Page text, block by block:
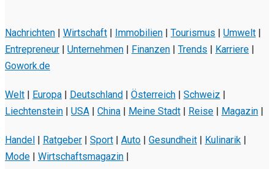
Nachrichten | Wirtschaft | Immobilien | Tourismus | Umwelt |
Entrepreneur | Unternehmen | Finanzen | Trends | Karriere |
Gowork.de
Welt | Europa | Deutschland | Österreich | Schweiz |
Liechtenstein | USA | China | Meine Stadt | Reise | Magazin |
Handel | Ratgeber | Sport | Auto | Gesundheit | Kulinarik |
Mode | Wirtschaftsmagazin |